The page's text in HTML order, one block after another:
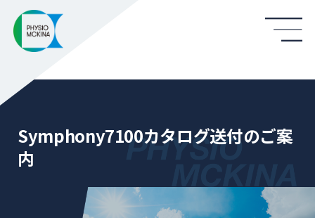
Symphony7100カタログ送付のご案
内